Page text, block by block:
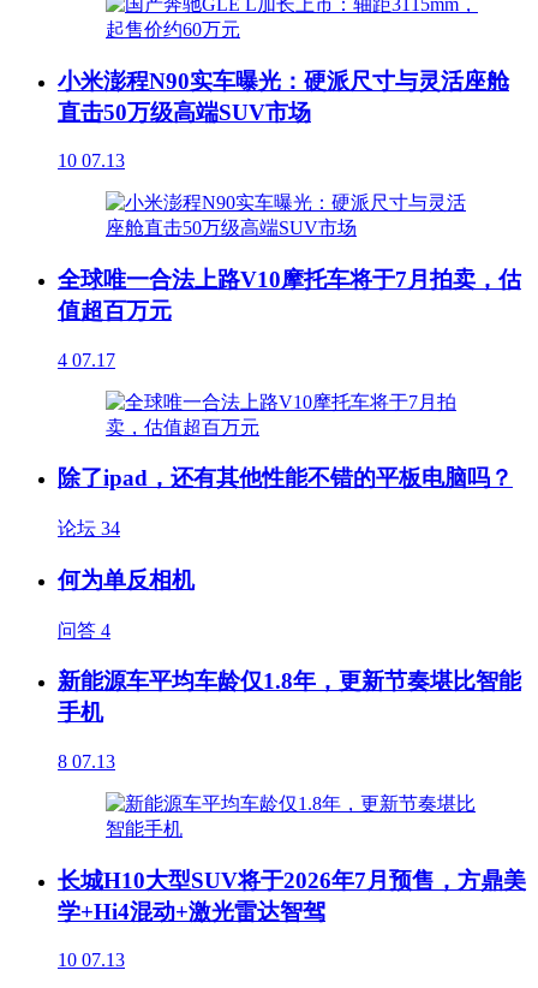
小米澎程N90实车曝光：硬派尺寸与灵活座舱
直击50万级高端SUV市场
10 07.13
全球唯一合法上路V10摩托车将于7月拍卖，估
值超百万元
4 07.17
除了ipad，还有其他性能不错的平板电脑吗？
论坛 34
何为单反相机
问答 4
新能源车平均车龄仅1.8年，更新节奏堪比智能
手机
8 07.13
长城H10大型SUV将于2026年7月预售，方鼎美
学+Hi4混动+激光雷达智驾
10 07.13